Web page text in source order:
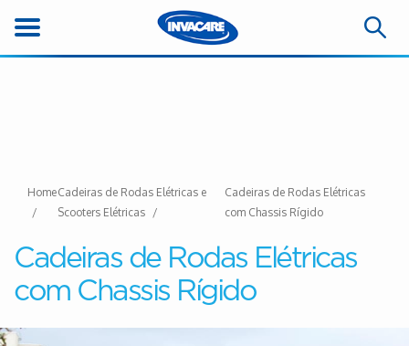
HomeCadeiras de Rodas Elétricas e
Scooters Elétricas
Cadeiras de Rodas Elétricas
com Chassis Rígido
Cadeiras de Rodas Elétricas
com Chassis Rígido